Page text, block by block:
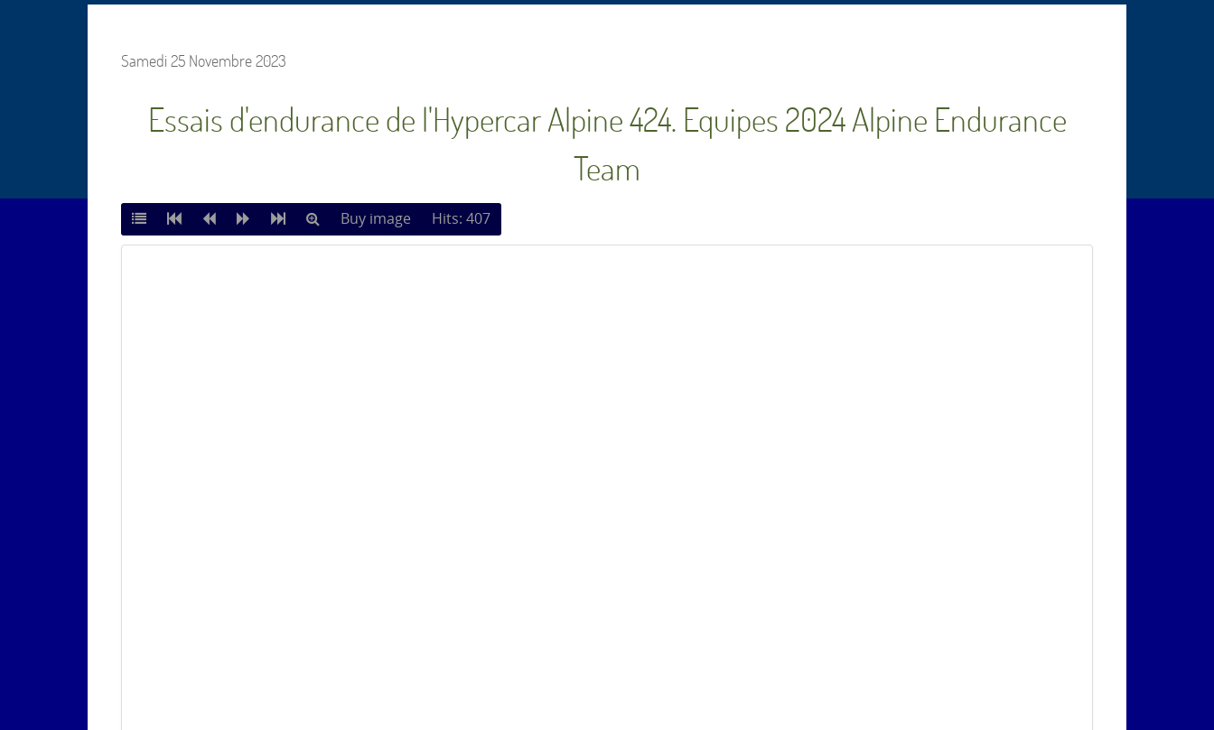
Samedi 25 Novembre 2023
Essais d'endurance de l'Hypercar Alpine 424. Equipes 2024 Alpine Endurance
Team
Buy image Hits: 407